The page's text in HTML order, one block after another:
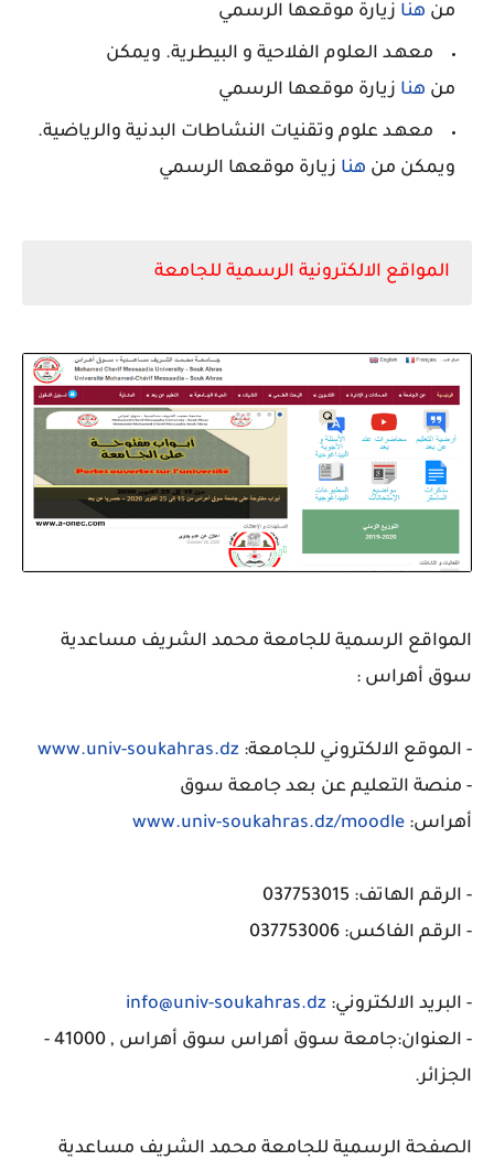
من هنا زيارة موقعها الرسمي
معهـد العلوم الفلاحية و البيطرية. ويمكن
من هنا زيارة موقعها الرسمي
معهـد علوم وتقنيات النشاطات البدنية والرياضية.
ويمكن من هنا زيارة موقعها الرسمي
المواقع الالكترونية الرسمية للجامعة
المواقع الرسمية للجامعة محمد الشريف مساعدية
سوق أهراس :
- الموقع الالكتروني للجامعة: www.univ-soukahras.dz
- منصة التعليم عن بعد جامعة سوق
أهراس: www.univ-soukahras.dz/moodle
- الرقم الهاتف: 037753015
- الرقم الفاكس: 037753006
- البريد الالكتروني: info@univ-soukahras.dz
- العنوان:جا
معة سـوق أهراس سوق أهراس , 41000 -
الجزائر‏.
الصفحة الرسمية للجامعة محمد الشريف مساعدية